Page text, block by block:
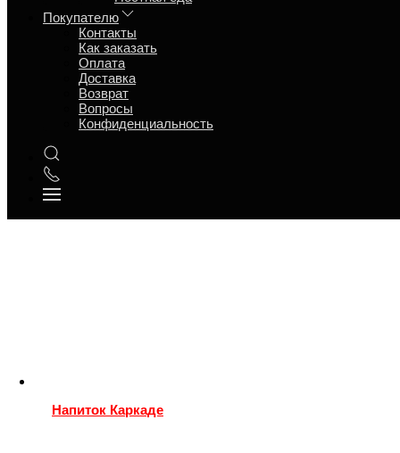
Покупателю
Контакты
Как заказать
Оплата
Доставка
Возврат
Вопросы
Конфиденциальность
36 товаров
48 товаров
Напитки б/а
Напиток Каркаде